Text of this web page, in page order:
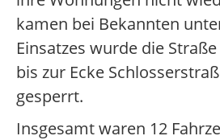
kamen bei Bekannten
Einsatzes wurde die
bis zur Ecke
gesperrt.
Insgesamt waren 12